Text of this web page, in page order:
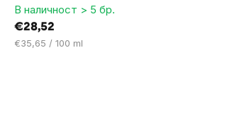
В наличност > 5 бр.
€28,52
Цена
€35,65 / 100 ml